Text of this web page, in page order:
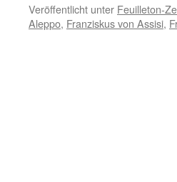
Veröffentlicht unter Feuilleton-
Aleppo, Franziskus von Assisi,